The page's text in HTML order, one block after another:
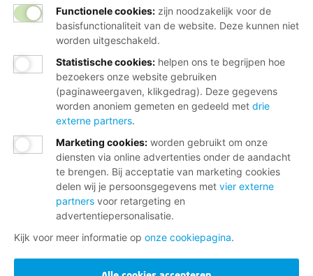
Functionele cookies: zijn noodzakelijk voor de
basisfunctionaliteit van de website. Deze kunnen niet
worden uitgeschakeld.
Statistische cookies: helpen ons te begrijpen hoe
bezoekers onze website gebruiken
(paginaweergaven, klikgedrag). Deze gegevens
worden anoniem gemeten en gedeeld met drie
externe partners.
Marketing cookies: worden gebruikt om onze
diensten via online advertenties onder de aandacht
te brengen. Bij acceptatie van marketing cookies
delen wij je persoonsgegevens met vier externe
partners voor retargeting en
advertentiepersonalisatie.
Kijk voor meer informatie op onze cookiepagina.